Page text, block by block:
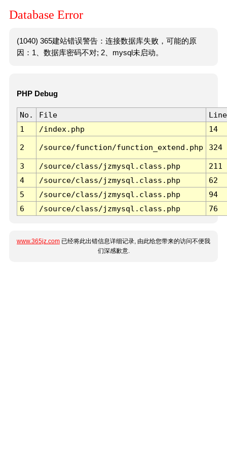
Database Error
(1040) 365建站错误警告：连接数据库失败，可能的原
因：1、数据库密码不对; 2、mysql未启动。
PHP Debug
No. File
Line
1
/index.php 14
2 /source/function/function_extend.php 324
3 /source/class/jzmysql.class.php
211
4
/source/class/jzmysql.class.php
62
5
/source/class/jzmysql.class.php
94
6
/source/class/jzmysql.class.php 76
www.365jz.com 已经将此出错信息详细记录, 由此给您带来的访问不便我
们深感歉意.